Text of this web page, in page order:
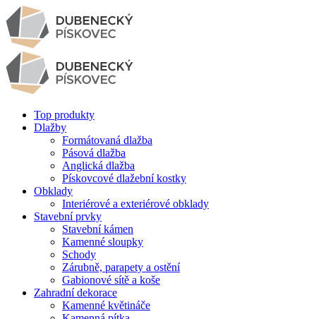
Top produkty
Dlažby
Formátovaná dlažba
Pásová dlažba
Anglická dlažba
Pískovcové dlažební kostky
Obklady
Interiérové a exteriérové obklady
Stavební prvky
Stavební kámen
Kamenné sloupky
Schody
Zárubně, parapety a ostění
Gabionové sítě a koše
Zahradní dekorace
Kamenné květináče